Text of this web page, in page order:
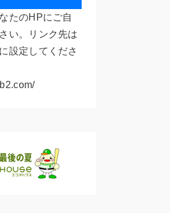
たのHPにご自
い。リンク先は
設定してくださ